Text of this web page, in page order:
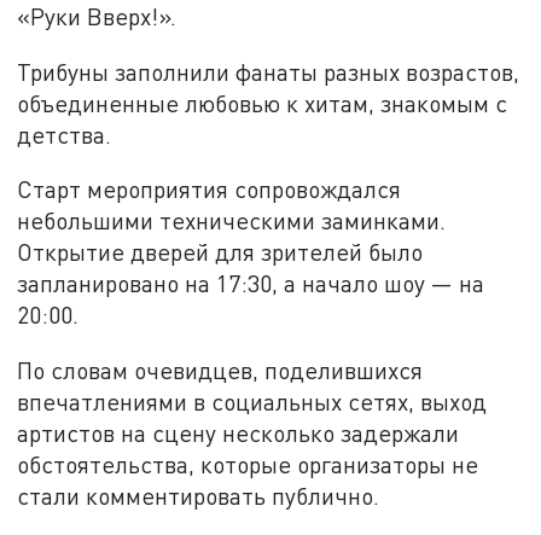
«Руки Вверх!».
Трибуны заполнили фанаты разных возрастов,
объединенные любовью к хитам, знакомым с
детства.
Старт мероприятия сопровождался
небольшими техническими заминками.
Открытие дверей для зрителей было
запланировано на 17:30, а начало шоу — на
20:00.
По словам очевидцев, поделившихся
впечатлениями в социальных сетях, выход
артистов на сцену несколько задержали
обстоятельства, которые организаторы не
стали комментировать публично.